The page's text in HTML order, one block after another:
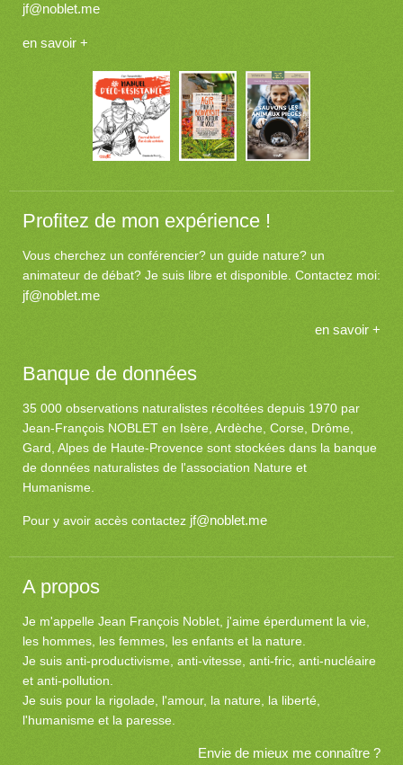
jf@noblet.me
en savoir +
Profitez de mon expérience !
Vous cherchez un conférencier? un guide nature? un
animateur de débat? Je suis libre et disponible. Contactez moi:
jf@noblet.me
en savoir +
Banque de données
35 000 observations naturalistes récoltées depuis 1970 par
Jean-François NOBLET en Isère, Ardèche, Corse, Drôme,
Gard, Alpes de Haute-Provence sont stockées dans la banque
de données naturalistes de l'association Nature et
Humanisme.
Pour y avoir accès contactez jf@noblet.me
A propos
Je m'appelle Jean François Noblet, j'aime éperdument la vie,
les hommes, les femmes, les enfants et la nature.
Je suis anti-productivisme, anti-vitesse, anti-fric, anti-nucléaire
et anti-pollution.
Je suis pour la rigolade, l'amour, la nature, la liberté,
l'humanisme et la paresse.
Envie de mieux me connaître ?